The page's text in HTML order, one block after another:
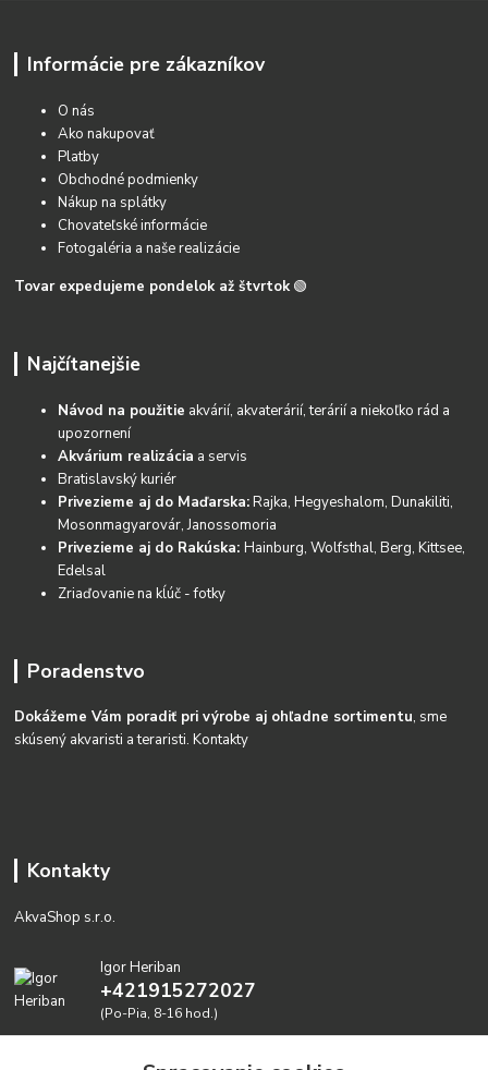
Informácie pre zákazníkov
O nás
Ako nakupovať
Platby
Obchodné podmienky
Nákup na splátky
Chovateľské informácie
Fotogaléria a naše realizácie
Tovar expedujeme pondelok až štvrtok 🟢
Najčítanejšie
Návod na použitie akvárií, akvaterárií, terárií a niekoľko rád a
upozornení
Akvárium realizácia a servis
Bratislavský kuriér
Privezieme aj do Maďarska:Rajka, Hegyeshalom, Dunakiliti,
Mosonmagyarovár, Janossomoria
Privezieme aj do Rakúska:Hainburg, Wolfsthal, Berg, Kittsee,
Edelsal
Zriaďovanie na kĺúč - fotky
Poradenstvo
Dokážeme Vám poradiť pri výrobe aj ohľadne sortimentu, sme
skúsený akvaristi a teraristi.Kontakty
Kontakty
AkvaShop s.r.o.
Igor Heriban
+421915272027
(Po-Pia, 8-16 hod.)